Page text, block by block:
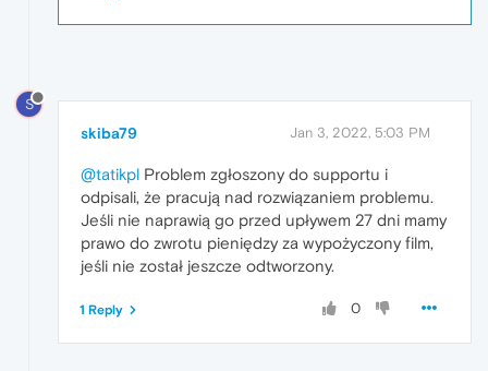
S
skiba79 Jan 3, 2022, 5:03 PM
@tatikpl Problem zgłoszony do supportu i
odpisali, że pracują nad rozwiązaniem problemu.
Jeśli nie naprawią go przed upływem 27 dni mamy
prawo do zwrotu pieniędzy za wypożyczony film,
jeśli nie został jeszcze odtworzony.
0
1 Reply